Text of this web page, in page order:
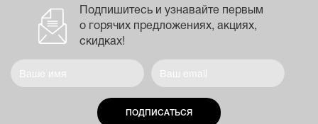
Подпишитесь и узнавайте первым
о горячих предложениях, акциях,
скидках!
ПОДПИСАТЬСЯ